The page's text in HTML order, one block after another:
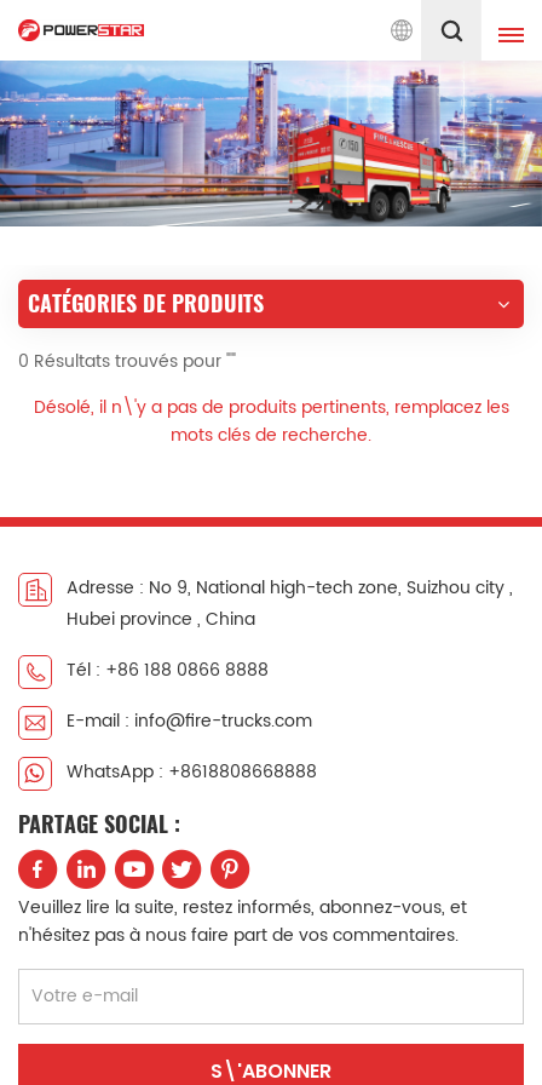
des camions de pompiers depuis 1990 Français
English français
Deutsch русский
português
العربية
한국의 Türkçe
Tiếng Việt Indonesia
中文 қазақ
CATÉGORIES DE PRODUITS
0 Résultats trouvés pour ""
Désolé, il n\'y a pas de produits pertinents, remplacez les
mots clés de recherche.
Adresse : No 9, National high-tech zone, Suizhou city ,
Hubei province , China
Tél : +86 188 0866 8888
E-mail : info@fire-trucks.com
WhatsApp : +8618808668888
PARTAGE SOCIAL :
Veuillez lire la suite, restez informés, abonnez-vous, et
n'hésitez pas à nous faire part de vos commentaires.